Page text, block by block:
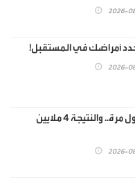
2026-
أمراضك في المستقبل!
2026-
نادر الأتات بالمصري لأول مرة.. والنتيجة 4 ملايين
2026-